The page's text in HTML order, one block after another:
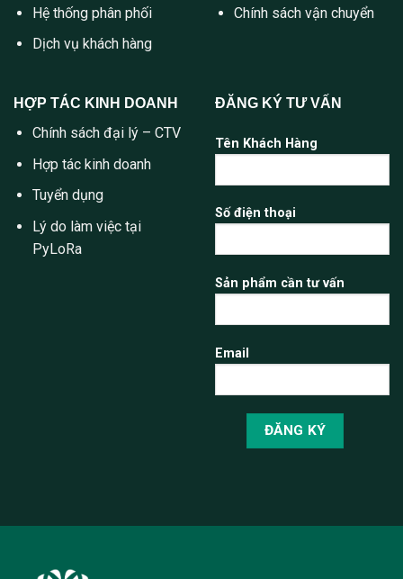
Hệ thống phân phối
Dịch vụ khách hàng
Chính sách vận chuyển
HỢP TÁC KINH DOANH
Chính sách đại lý – CTV
Hợp tác kinh doanh
Tuyển dụng
Lý do làm việc tại
PyLoRa
ĐĂNG KÝ TƯ VẤN
Tên Khách Hàng
Số điện thoại
Sản phẩm cần tư vấn
Email